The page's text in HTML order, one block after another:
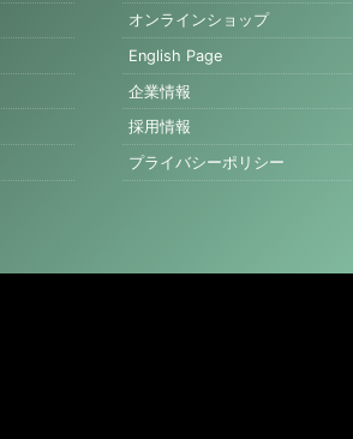
オンラインショップ
English Page
企業情報
採用情報
プライバシーポリシー